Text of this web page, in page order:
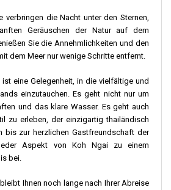
verbringen die Nacht unter den Sternen,
Geräuschen der Natur auf dem
Sie die Annehmlichkeiten und den
dem Meer nur wenige Schritte entfernt.
eine Gelegenheit, in die vielfältige und
einzutauchen. Es geht nicht nur um
und das klare Wasser. Es geht auch
zu erleben, der einzigartig thailändisch
bis zur herzlichen Gastfreundschaft der
Aspekt von Koh Ngai zu einem
bei.
Ihnen noch lange nach Ihrer Abreise